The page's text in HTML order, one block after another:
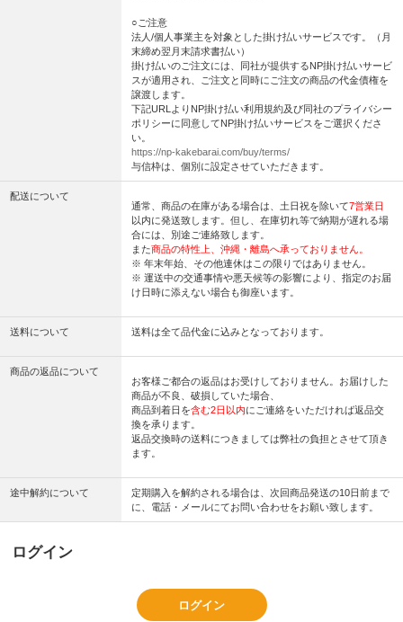
○ご注意
法人/個人事業主を対象とした掛け払いサービスです。（月
末締め翌月末請求書払い）
掛け払いのご注文には、同社が提供するNP掛け払いサービ
スが適用され、ご注文と同時にご注文の商品の代金債権を
譲渡します。
下記URLよりNP掛け払い利用規約及び同社のプライバシー
ポリシーに同意してNP掛け払いサービスをご選択くださ
い。
https://np-kakebarai.com/buy/terms/
与信枠は、個別に設定させていただきます。
配送について
通常、商品の在庫がある場合は、土日祝を除いて7営業日
以内に発送致します。但し、在庫切れ等で納期が遅れる場
合には、別途ご連絡致します。
また商品の特性上、沖縄・離島へ承っておりません。
※ 年末年始、その他連休はこの限りではありません。
※ 運送中の交通事情や悪天候等の影響により、指定のお届
け日時に添えない場合も御座います。
送料について 送料は全て品代金に込みとなっております。
商品の返品について
お客様ご都合の返品はお受けしておりません。お届けした
商品が不良、破損していた場合、
商品到着日を含む2日以内にご連絡をいただければ返品交
換を承ります。
返品交換時の送料につきましては弊社の負担とさせて頂き
ます。
途中解約について
定期購入を解約される場合は、次回商品発送の10日前まで
に、電話・メールにてお問い合わせをお願い致します。
ログイン
ログイン